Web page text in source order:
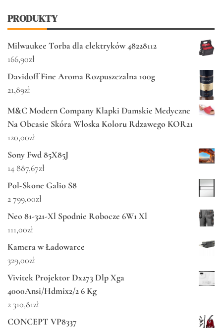
PRODUKTY
Milwaukee Torba dla elektryków 48228112
166,90zł
Davidoff Fine Aroma Rozpuszczalna 100g
21,89zł
M&C Modern Company Klapki Damskie Medyczne
Na Obcasie Skóra Włoska Koloru Rdzawego KOR21
120,00zł
Sony Fwd 85X85J
14 887,67zł
Pol-Skone Galio S8
2 799,00zł
Neo 81-321-Xl Spodnie Robocze 6W1 Xl
111,00zł
Kamera w Ładowarce
329,00zł
Vivitek Projektor Dx273 Dlp Xga
4000Ansi/Hdmix2/2 6 Kg
2 310,81zł
CONCEPT VP8337